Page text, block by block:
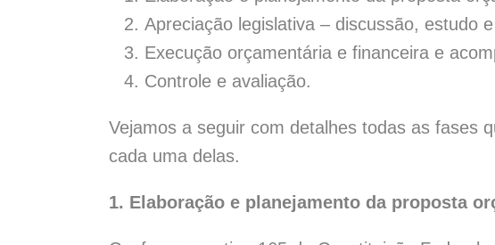
Apreciação legislativa – discussão, estudo
Execução orçamentária e financeira e
Controle e avaliação.
Vejamos a seguir com detalhes todas as fases
cada uma delas.
1. Elaboração e planejamento da proposta